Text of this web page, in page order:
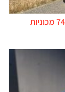
ב.מ.וו מרחיבה את ריקול המתנעים: כ-744,000 מכוניות